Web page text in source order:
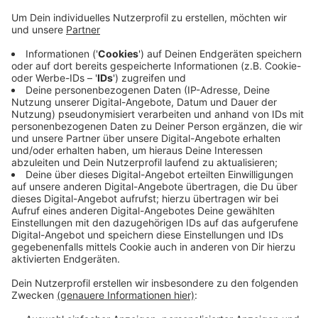
Maschinenbaubetriebe. Und denen geht es laut
Arbeitgeberverband schlecht. Im ganzen Land sei
in der ersten Jahreshälfte weniger produziert und
Umsatz gemacht worden - und im Bergischen Land
seien die Zahlen besonders drastisch. Der IG
Metall wirft der Arbeitgeberverband vor, dass sie
trotzdem eine der höchsten Gehaltsforderungen
der jüngeren Vergangenheit aufgestellt habe. Sie
fordert sieben Prozent mehr. Die
Tarifverhandlungen beginnen nächsten Monat.
Veröffentlicht:Dienstag, 27.08.2024 15:06
Anzeige